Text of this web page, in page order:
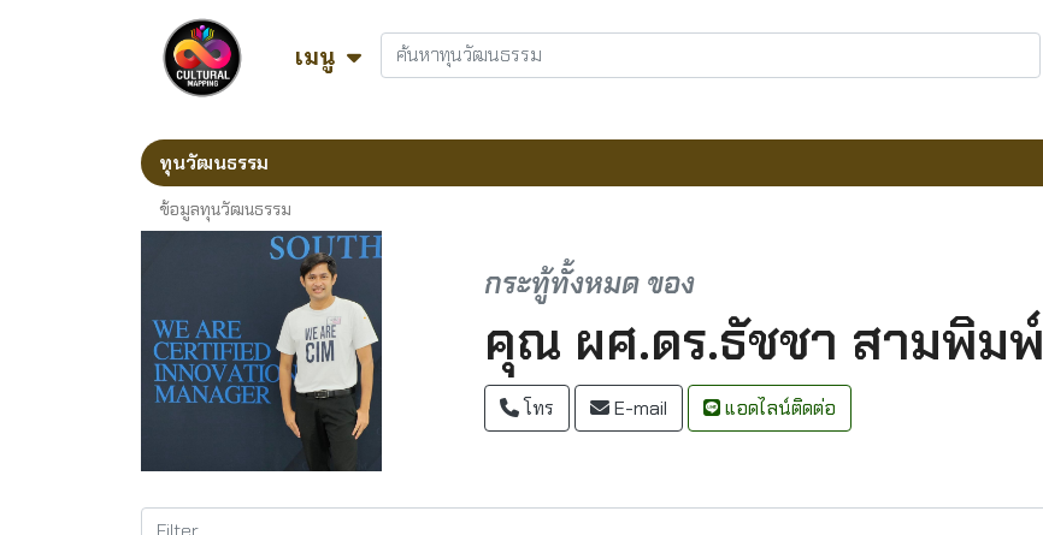
เมนู
ทุนวัฒนธรรม
ข้อมูลทุนวัฒนธรรม
กระทู้ทั้งหมด ของ
คุณ ผศ.ดร.ธัชชา สามพิมพ์
โทร E-mail แอดไลน์ติดต่อ